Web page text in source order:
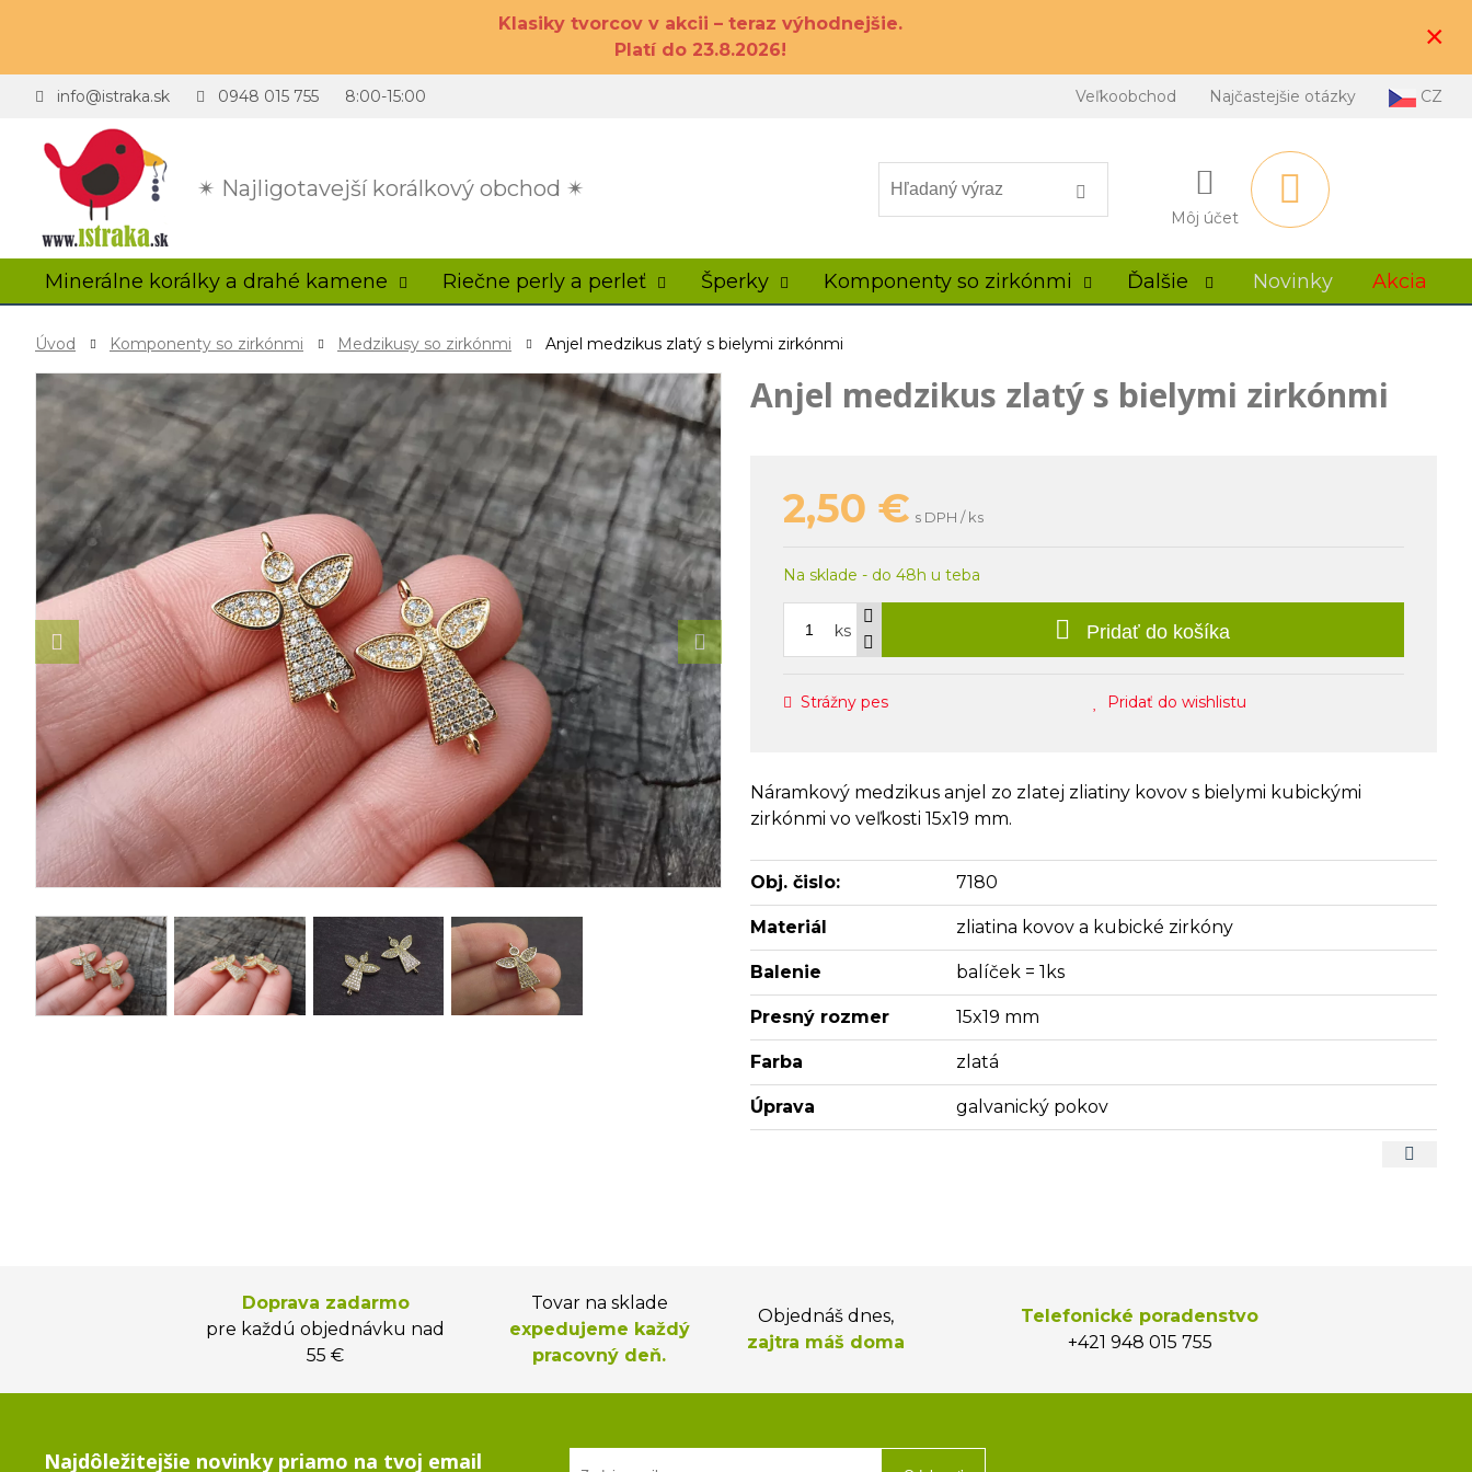
Klasiky tvorcov v akcii – teraz výhodnejšie.
Platí do 23.8.2026!
×
✴ Najligotavejší korálkový obchod ✴
info@istraka.sk 0948 015 755 8:00-15:00 Veľkoobchod Najčastejšie otázky CZ
Môj účet
Minerálne korálky a drahé kamene Riečne perly a perleť Šperky Komponenty so zirkónmi Ďalšie Novinky Akcia
Úvod Komponenty so zirkónmi Medzikusy so zirkónmi Anjel medzikus zlatý s bielymi zirkónmi
Anjel medzikus zlatý s bielymi zirkónmi
2,50 € s DPH / ks
Na sklade - do 48h u teba
ks Pridať do košíka
Strážny pes Pridať do wishlistu
Náramkový medzikus anjel zo zlatej zliatiny kovov s bielymi kubickými
zirkónmi vo veľkosti 15x19 mm.
Obj. čislo: 7180
Materiál zliatina kovov a kubické zirkóny
Balenie balíček = 1ks
Presný rozmer 15x19 mm
Farba zlatá
Úprava galvanický pokov
Doprava zadarmo
pre každú objednávku nad
55 €
Tovar na sklade
expedujeme každý
pracovný deň.
Objednáš dnes,
zajtra máš doma
Telefonické poradenstvo
+421 948 015 755
Najdôležitejšie novinky priamo na tvoj email